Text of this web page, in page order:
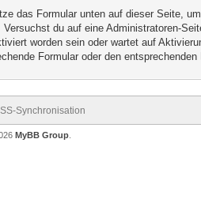
das Formular unten auf dieser Seite,
du auf eine Administratoren-
worden sein oder wartet auf
Formular oder den
Synchronisation
MyBB Group.